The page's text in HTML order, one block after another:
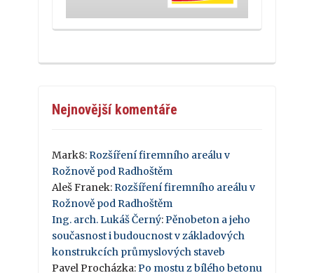
Nejnovější komentáře
Mark8:Rozšíření firemního areálu v
Rožnově pod Radhoštěm
Aleš Franek:Rozšíření firemního areálu v
Rožnově pod Radhoštěm
Ing. arch. Lukáš Černý:Pěnobeton a jeho
současnost i budoucnost v základových
konstrukcích průmyslových staveb
Pavel Procházka:Po mostu z bílého betonu